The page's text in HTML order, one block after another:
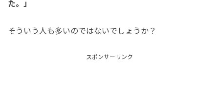
た。」
そういう人も多いのではないでしょうか？
スポンサーリンク